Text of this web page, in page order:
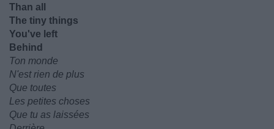
Than all
The tiny things
You've left
Behind
Ton monde
N'est rien de plus
Que toutes
Les petites choses
Que tu as laissées